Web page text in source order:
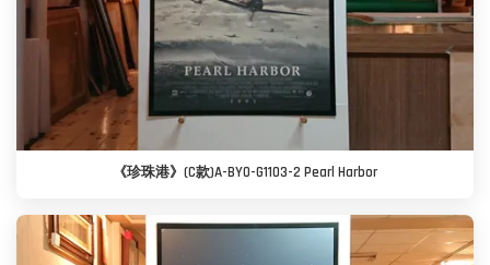
《珍珠港》(C款)A-BYO-G1103-2 Pearl Harbor